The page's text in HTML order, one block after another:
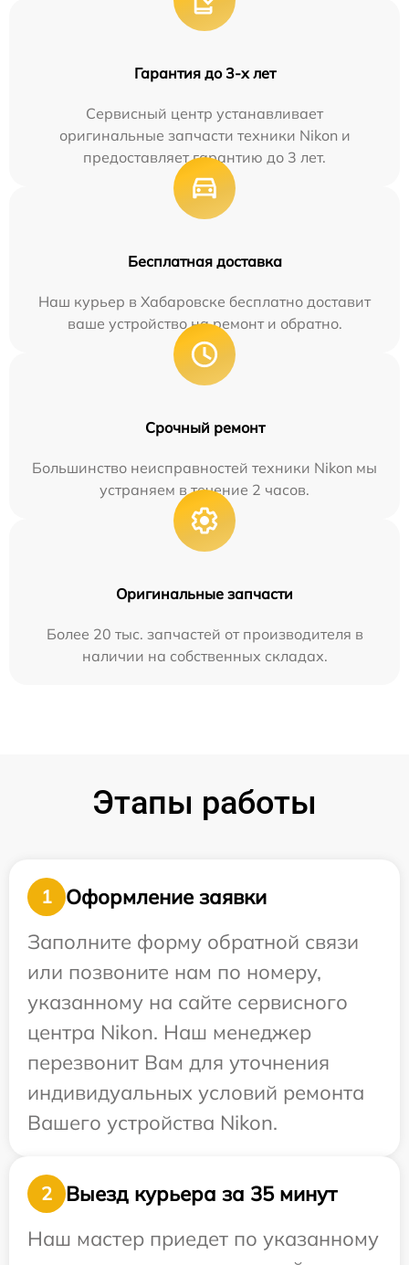
Гарантия до 3-х лет
Сервисный центр устанавливает
оригинальные запчасти техники Nikon и
предоставляет гарантию до 3 лет.
Бесплатная доставка
Наш курьер в Хабаровске бесплатно доставит
ваше устройство на ремонт и обратно.
Срочный ремонт
Большинство неисправностей техники Nikon мы
устраняем в течение 2 часов.
Оригинальные запчасти
Более 20 тыс. запчастей от производителя в
наличии на собственных складах.
Этапы работы
1
Оформление заявки
Заполните форму обратной связи
или позвоните нам по номеру,
указанному на сайте сервисного
центра Nikon. Наш менеджер
перезвонит Вам для уточнения
индивидуальных условий ремонта
Вашего устройства Nikon.
2
Выезд курьера за 35 минут
Наш мастер приедет по указанному